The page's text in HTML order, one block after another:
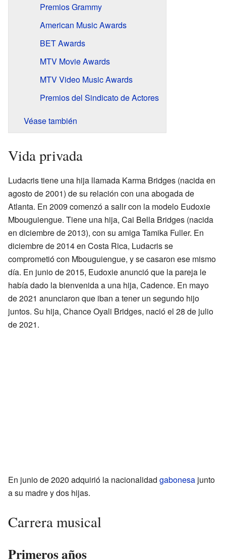
Premios Grammy
American Music Awards
BET Awards
MTV Movie Awards
MTV Video Music Awards
Premios del Sindicato de Actores
Véase también
Vida privada
Ludacris tiene una hija llamada Karma Bridges (nacida en
agosto de 2001) de su relación con una abogada de
Atlanta. En 2009 comenzó a salir con la modelo Eudoxie
Mbouguiengue. Tiene una hija, Cai Bella Bridges (nacida
en diciembre de 2013), con su amiga Tamika Fuller. En
diciembre de 2014 en Costa Rica, Ludacris se
comprometió con Mbouguiengue, y se casaron ese mismo
día. En junio de 2015, Eudoxie anunció que la pareja le
había dado la bienvenida a una hija, Cadence. En mayo
de 2021 anunciaron que iban a tener un segundo hijo
juntos. Su hija, Chance Oyali Bridges, nació el 28 de julio
de 2021.
En junio de 2020 adquirió la nacionalidad gabonesa junto
a su madre y dos hijas.
Carrera musical
Primeros años